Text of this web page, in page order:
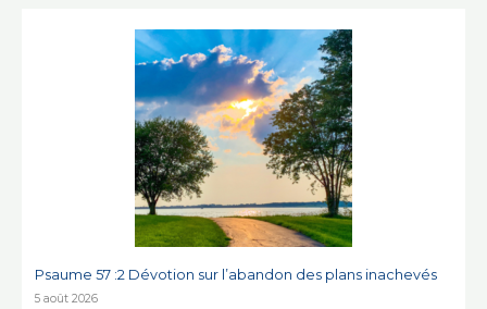
Psaume 57 :2 Dévotion sur l’abandon des plans inachevés
5 août 2026